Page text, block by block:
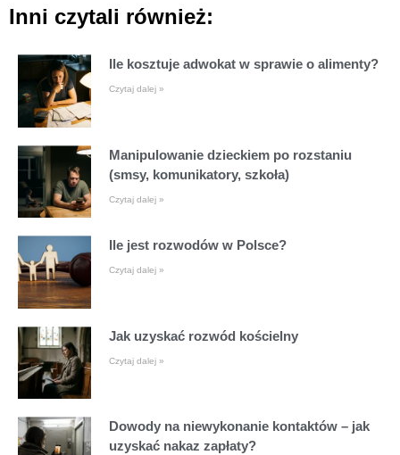
Inni czytali również:
Ile kosztuje adwokat w sprawie o alimenty?
Czytaj dalej »
Manipulowanie dzieckiem po rozstaniu
(smsy, komunikatory, szkoła)
Czytaj dalej »
Ile jest rozwodów w Polsce?
Czytaj dalej »
Jak uzyskać rozwód kościelny
Czytaj dalej »
Dowody na niewykonanie kontaktów – jak
uzyskać nakaz zapłaty?